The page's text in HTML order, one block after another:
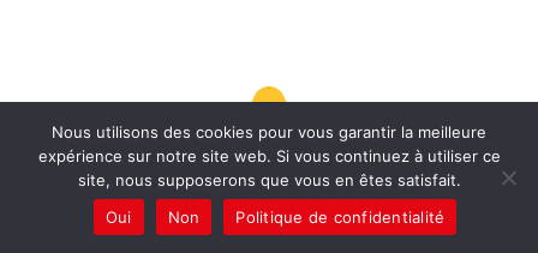
Nous utilisons des cookies pour vous garantir la meilleure
expérience sur notre site web. Si vous continuez à utiliser ce
site, nous supposerons que vous en êtes satisfait.
Oui
Non Politique de confidentialité